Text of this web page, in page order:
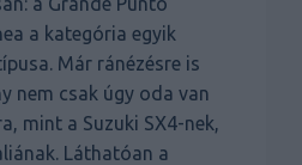
a kategória egyik
Már ránézésre is
nem csak úgy oda van
mint a Suzuki SX4-nek,
Láthatóan a